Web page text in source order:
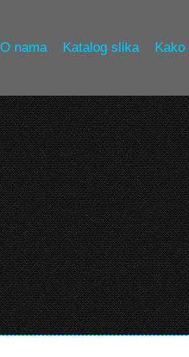
O nama Katalog slika